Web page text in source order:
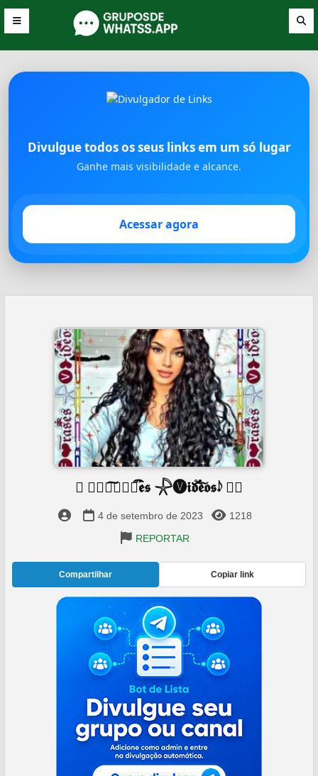
Divulgue todos os seus links em um só lugar
Ganhe mais visibilidade e alcance.
Acessar agora
𝆺𝅥𝅮 ፝⃟🅕︎︎͠𝖗𝖆𝖘֟۬۬۬͡𝖊𝖘 𓇻🅥︎︎𝖎𝖉֟֗֗۬۬۬͡𝖊𝖔͠𝖘𝆺𝅥𝅮 ፝⃟
4 de setembro de 2023
1218
REPORTAR
Compartilhar Copiar link